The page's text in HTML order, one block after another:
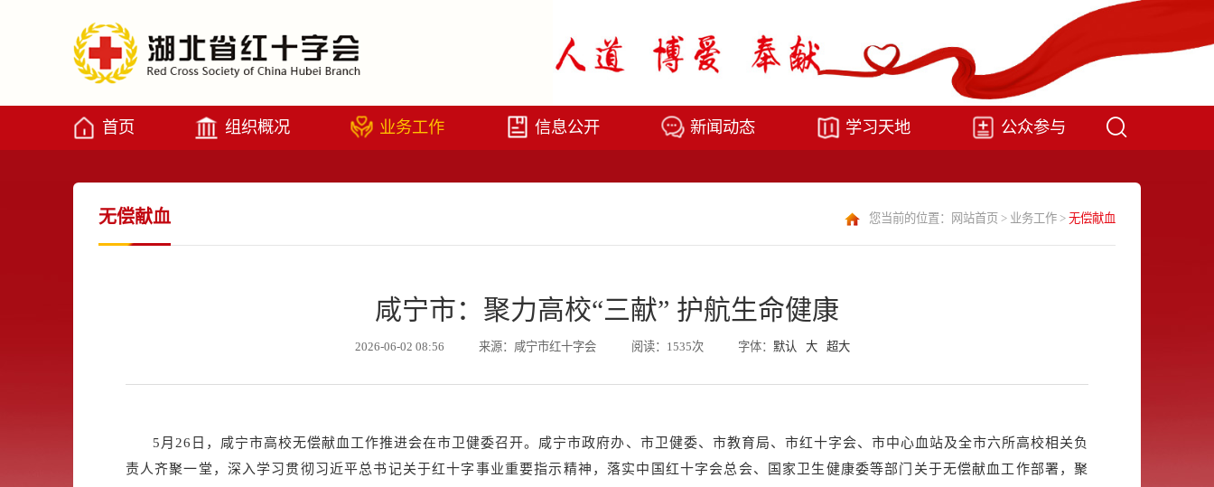
首页 组织概况 业务工作 信息公开 新闻动态 学习天地 公众参与
无偿献血 您当前的位置： 网站首页 > 业务工作 >无偿献血
咸宁市：聚力高校“三献” 护航生命健康
2026-06-02 08:56 来源：咸宁市红十字会 阅读：1535次 字体：默认 大 超大
5月26日，咸宁市高校无偿献血工作推进会在市卫健委召开。咸宁市政府办、市卫健委、市教育局、市红十字会、市中心血站及全市六所高校相关负
责人齐聚一堂，深入学习贯彻习近平总书记关于红十字事业重要指示精神，落实中国红十字会总会、国家卫生健康委等部门关于无偿献血工作部署，聚